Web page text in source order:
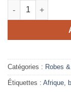
quantité de
Catégories : Robes
Étiquettes : Afrique,